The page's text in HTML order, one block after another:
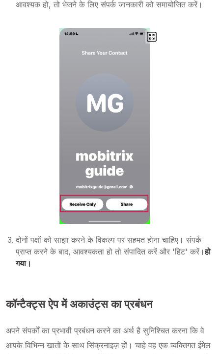
आवश्यक हो, तो भेजने के लिए संपर्क जानकारी को समायोजित करें।
दोनों पक्षों को साझा करने के विकल्प पर सहमत होना चाहिए। संपर्क
प्राप्त करने के बाद, आवश्यकता हो तो संपादित करें और 'हिट' करें।हो
गया।
कॉन्टैक्ट्स ऐप में अकाउंट्स का प्रबंधन
अपने संपर्कों का प्रभावी प्रबंधन करने का अर्थ है सुनिश्चित करना कि वे
आपके विभिन्न खातों के साथ सिंक्रनाइज़ हों। चाहे वह एक व्यक्तिगत ईमेल